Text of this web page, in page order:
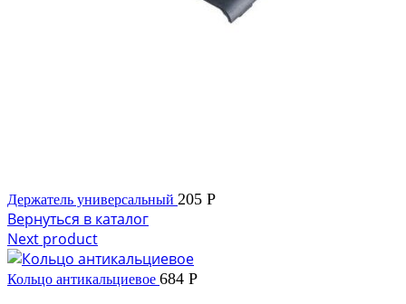
Держатель универсальный 205 Р
Вернуться в каталог
Next product
Кольцо антикальциевое 684 Р